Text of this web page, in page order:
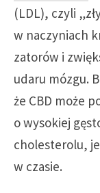
(LDL), czyli
w naczyniach
zatorów i
udaru mózgu.
że CBD może
o wysokiej
cholesterolu,
w czasie.